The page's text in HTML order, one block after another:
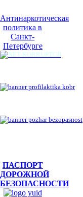
Антинаркотическая
политика в
Санкт-
Петербурге
ПАСПОРТ
ДОРОЖНОЙ
БЕЗОПАСНОСТИ